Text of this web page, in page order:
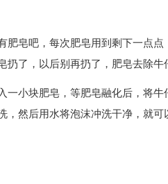
肥皂吧，每次肥皂用到剩下一点
扔了，以后别再扔了，肥皂去除
一小块肥皂，等肥皂融化后，将
，然后用水将泡沫冲洗干净，就